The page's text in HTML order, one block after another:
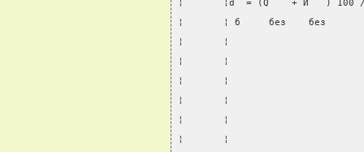
¦       ¦d  = (Q    + И   ) 100 /
¦       ¦ б     без    без
¦       ¦
¦       ¦
¦       ¦
¦       ¦
¦       ¦
¦       ¦